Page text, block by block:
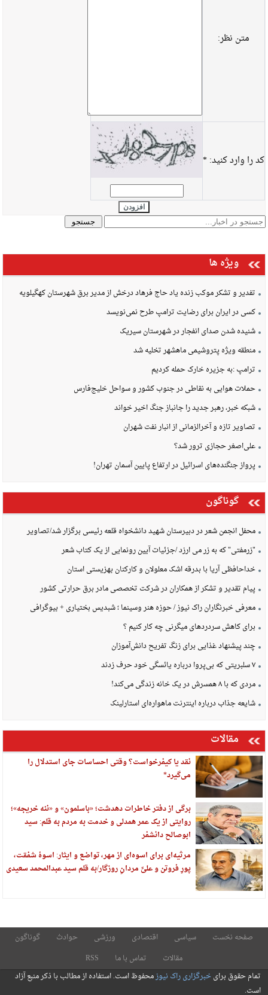
متن نظر:
کد را وارد کنید:*
افزودن
ویژه ها
تفدیر و تشکر موکب زنده یاد حاج فرهاد درخش از مدیر برق شهرستان کهگیلویه
کسی در ایران برای رضایت ترامپ طرح نمی‌نویسد
شنیده شدن صدای انفجار در شهرستان سیریک
منطقه ویژه پتروشیمی ماهشهر تخلیه شد
ترامپ :به جزیره خارک حمله کردیم
حملات هوایی به نقاطی در جنوب کشور و سواحل خلیج‌فارس
شبکه خبر، رهبر جدید را جانباز جنگ اخیر خواند
تصاویر تازه و آخرالزمانی از انبار نفت شهران
علی‌اصغر حجازی ترور شد؟
پرواز جنگنده‌های اسرائیل در ارتفاع پایین آسمان تهران!
گوناگون
محفل انجمن شعر در دبیرستان شهید دانشخواه قلعه رئیسی برگزار شد/تصاویر
"زرمفتی" که به زر می ارزد /جزئیات آیین رونمایی از یک کتاب شعر
خداحافظی آریا با بدرقه اشک معلولان و کارکنان بهزیستی استان
پیام تقدیر و تشکر از همکاران در شرکت تخصصی مادر برق حرارتی کشور
معرفی خبرنگاران راک نیوز / حوزه هنر وسینما ؛ شبدیس بختیاری + بیوگرافی
برای کاهش سردردهای میگرنی چه کار کنیم ؟
چند پیشنهاد غذایی برای زنگ تفریح دانش‌آموزان
۷ سلبریتی که بی‌پروا درباره یائسگی خود حرف زدند
مردی که با ۸ همسرش در یک خانه زندگی می‌کند!
شایعه جذاب درباره اینترنت ماهواره‌ای استارلینک
مقالات
نقد یا کیفرخواست؟ وقتی احساسات جای استدلال را
می‌گیرد*
برگی از دفتر خاطرات دهدشت؛ «باسلمون» و «ننه خریجه»؛
روایتی از یک عمر همدلی و خدمت به مردم به قلم: سید
ابوصالح دانشفر
مرثیه‌ای برای اسوه‌ای از مهر، تواضع و ایثار: اسوهٔ شفقت،
پورِ فروتن و علیِّ مردانِ روزگار/به قلم سید عبدالمحمد سعیدی
صفحه نخست سیاسی اقتصادی ورزشی حوادث
گوناگون
مقالات
تماس با ما
RSS
تمام حقوق برایخبرگزاری راک نیوزمحفوظ است. استفاده از مطالب با ذکر منبع آزاد
است.